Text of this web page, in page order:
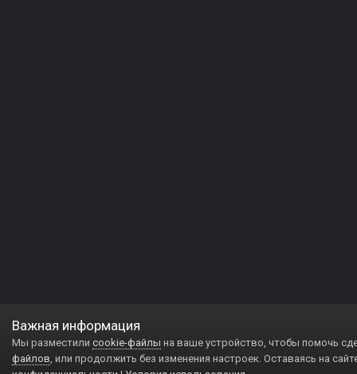
Важная информация
Мы разместили cookie-файлы на ваше устройство, чтобы помочь
файлов, или продолжить без изменения настроек. Оставаясь на